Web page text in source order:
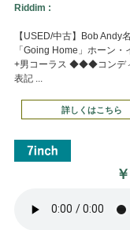
Riddim :
【USED/中古】Bob Andy
「Going Home」ホーン・
+男コーラス ◆◆◆コンデ
表記 ...
詳しくはこちら
￥